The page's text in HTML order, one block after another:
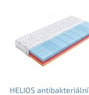
HELIOS antibakteriální